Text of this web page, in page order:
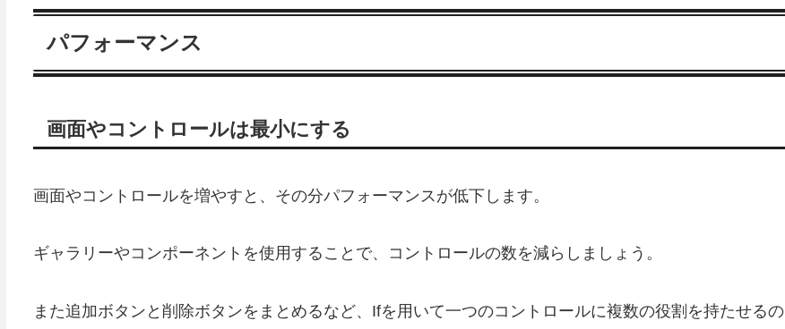
パフォーマンス
画面やコントロールは最小にする
画面やコントロールを増やすと、その分パフォーマンスが低下します。
ギャラリーやコンポーネントを使用することで、コントロールの数を減らしましょう。
また追加ボタンと削除ボタンをまとめるなど、Ifを用いて一つのコントロールに複数の役割を持たせるの